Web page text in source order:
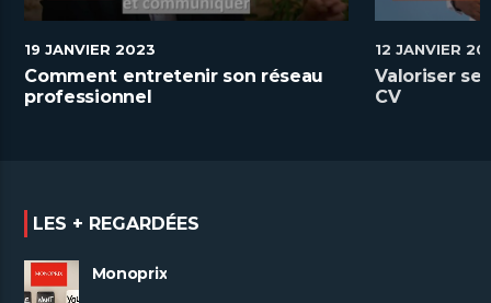
19 JANVIER 2023
Comment entretenir son réseau
professionnel
12 JANVIER
Valoriser
CV
LES + REGARDÉES
Monoprix